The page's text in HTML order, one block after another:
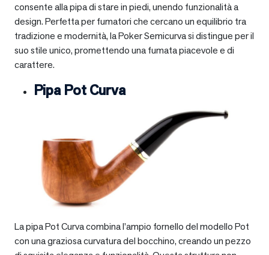
consente alla pipa di stare in piedi, unendo funzionalità a
design. Perfetta per fumatori che cercano un equilibrio tra
tradizione e modernità, la Poker Semicurva si distingue per il
suo stile unico, promettendo una fumata piacevole e di
carattere.
Pipa Pot Curva
La pipa Pot Curva combina l’ampio fornello del modello Pot
con una graziosa curvatura del bocchino, creando un pezzo